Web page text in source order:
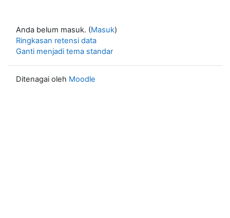
Anda belum masuk. (Masuk)
Ringkasan retensi data
Ganti menjadi tema standar
Ditenagai oleh Moodle